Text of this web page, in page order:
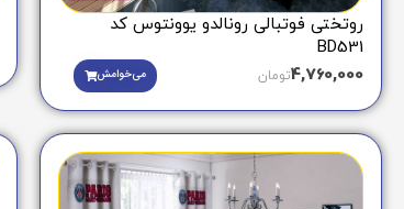
روتختی فوتبالی رونالدو یوونتوس کد
BD531
4,760,000تومان می‌خوامش